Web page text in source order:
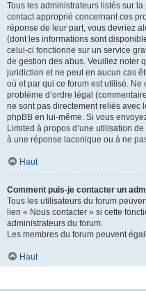
Tous les administrateurs listés sur
contact approprié concernant ces
réponse de leur part, vous devriez
(dont les informations sont
celui-ci fonctionne sur un service
de gestion des abus. Veuillez noter
juridiction et ne peut en aucun cas
où et par qui ce forum est utilisé.
problème d’ordre légal
ne sont pas directement reliés avec
phpBB en lui-même. Si vous
Limited à propos d’une utilisation
à une réponse laconique ou à ne
Haut
Comment puis-je contacter un
Tous les utilisateurs du forum
lien « Nous contacter » si cette
administrateurs du forum.
Les membres du forum peuvent
Haut